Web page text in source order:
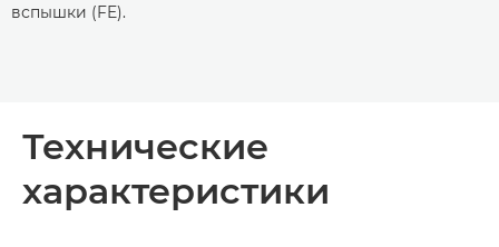
вспышки (FE).
Технические
характеристики